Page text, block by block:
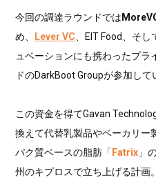
今回の調達ラウンドでは
め、
Lever VC 、EIT Food、そ
ュベーションにも携わったプ
ドのDarkBoot Groupが参加して
この資金を得てGavan
換えて代替乳製品やベーカリー
パク質ベースの脂肪「 Fatrix 」
州のキプロスで立ち上げる計画。